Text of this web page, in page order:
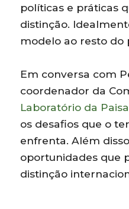
políticas e práticas
distinção.
modelo ao resto do
Em conversa com
coordenador da
Laboratório da
os desafios que o
enfrenta. Além
oportunidades que
distinção